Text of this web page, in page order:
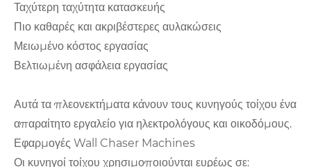
Ταχύτερη ταχύτητα κατασκευής
Πιο καθαρές και ακριβέστερες αυλακώσεις
Μειωμένο κόστος εργασίας
Βελτιωμένη ασφάλεια εργασίας
Αυτά τα πλεονεκτήματα κάνουν τους κυνηγούς τοίχου ένα
απαραίτητο εργαλείο για ηλεκτρολόγους και οικοδόμους.
Εφαρμογές Wall Chaser Machines
Οι κυνηγοί τοίχου χρησιμοποιούνται ευρέως σε: